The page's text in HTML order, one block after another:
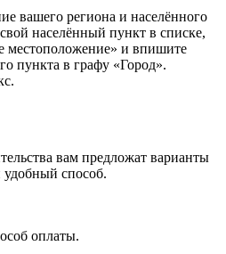
вашего региона и населённого
населённый пункт в списке,
местоположение» и впишите
пункта в графу «Город».
вам предложат варианты
способ.
оплаты.